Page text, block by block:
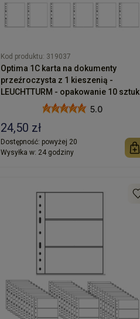
Kod produktu: 319037
Optima 1C karta na dokumenty
przeźroczysta z 1 kieszenią -
LEUCHTTURM - opakowanie 10 sztuk
5.0
24,50 zł
Dostępność: powyżej 20
Wysyłka w: 24 godziny